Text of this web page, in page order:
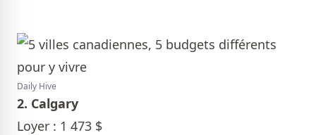
Daily Hive
2. Calgary
Loyer : 1 473 $